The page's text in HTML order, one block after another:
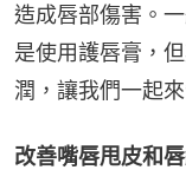
造成唇部傷害。
是使用護唇膏，
潤，讓我們一起
改善嘴唇甩皮和